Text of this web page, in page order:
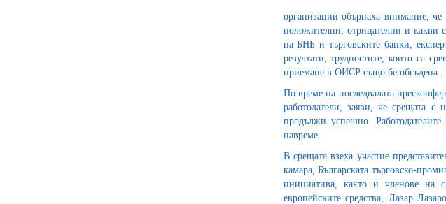
организации обърнаха внимание,
положителни, отрицателни и какви
на БНБ и търговските банки,
резултати, трудностите, които са
приемане в ОИСР също бе обсъдена.
По време на последвалата
работодатели, заяви, че срещата
продължи успешно.
навреме.
В срещата взеха участие
камара, Българската търговско-
инициатива, както и членове на
европейските средства, Лазар